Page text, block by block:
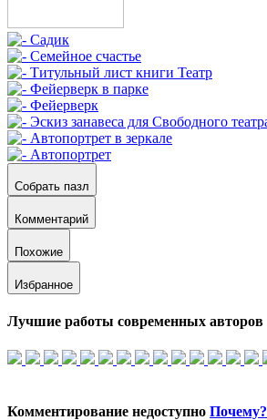
Собрать пазл
Комментарий
Похожие
Избранное
Лучшие работы современных авторов
Комментирование недоступно Почему?